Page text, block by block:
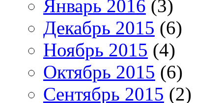
Январь 2016 (3)
Декабрь 2015 (6)
Ноябрь 2015 (4)
Октябрь 2015 (6)
Сентябрь 2015 (2)